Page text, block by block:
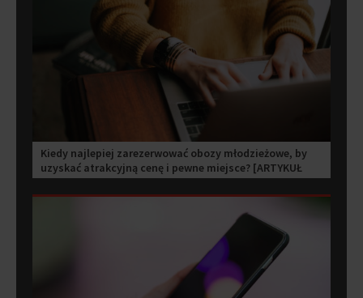
Kiedy najlepiej zarezerwować obozy młodzieżowe, by
uzyskać atrakcyjną cenę i pewne miejsce? [ARTYKUŁ
SPONSOROWANY]